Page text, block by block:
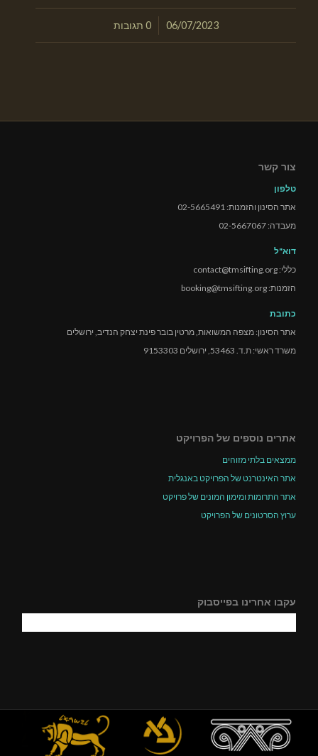
06/07/2023
/ 0 תגובות
צור קשר
טלפון
אתר הסינון והזמנות: 02-5665491
מעבדה: 02-5667067
דוא"ל
כללי: contact@tmsifting.org
הזמנות: booking@tmsifting.org
כתובת
אתר הסינון: מצפה המשואות, מרטין בובר פינת יצחק הנדיב, ירושלים
משרד ראשי: ת.ד. 53463, ירושלים 9153303
אתרים נוספים של הפרויקט
ממצאים בלתי מזוהים
אתר האינטרנט של הפרויקט באנגלית
אתר התרומות ומימון המונים של פרויקט
ערוץ הסרטונים של הפרויקט
עקבו אחרינו בפייסבוק